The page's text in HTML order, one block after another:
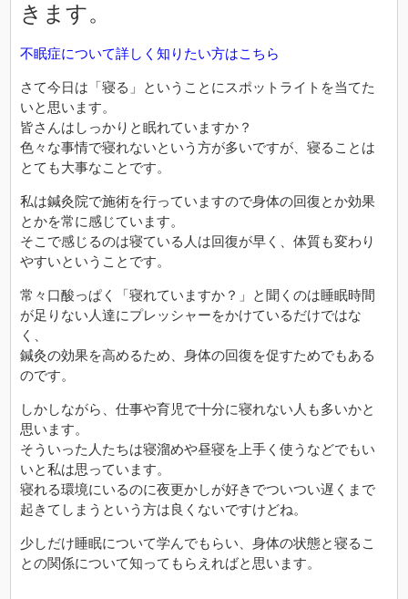
きます。
不眠症について詳しく知りたい方はこちら
さて今日は「寝る」ということにスポットライトを当てた
いと思います。
皆さんはしっかりと眠れていますか？
色々な事情で寝れないという方が多いですが、寝ることは
とても大事なことです。
私は鍼灸院で施術を行っていますので身体の回復とか効果
とかを常に感じています。
そこで感じるのは寝ている人は回復が早く、体質も変わり
やすいということです。
常々口酸っぱく「寝れていますか？」と聞くのは睡眠時間
が足りない人達にプレッシャーをかけているだけではな
く、
鍼灸の効果を高めるため、身体の回復を促すためでもある
のです。
しかしながら、仕事や育児で十分に寝れない人も多いかと
思います。
そういった人たちは寝溜めや昼寝を上手く使うなどでもい
いと私は思っています。
寝れる環境にいるのに夜更かしが好きでついつい遅くまで
起きてしまうという方は良くないですけどね。
少しだけ睡眠について学んでもらい、身体の状態と寝るこ
との関係について知ってもらえればと思います。